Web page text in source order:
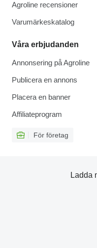
Agroline recensioner
Varumärkeskatalog
Våra erbjudanden
Annonsering på Agroline
Publicera en annons
Placera en banner
Affiliateprogram
För företag
Ladda